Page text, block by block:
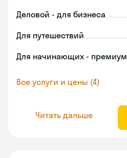
Деловой - для бизнеса
Для путешествий
Для начинающих - премиум
Все услуги и цены (4)
Читать дальше